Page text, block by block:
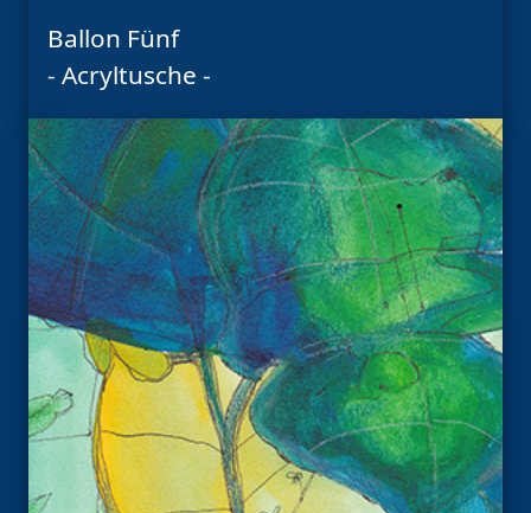
Ballon Fünf
- Acryltusche -